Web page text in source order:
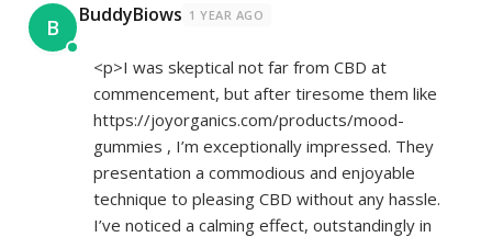
B BuddyBiows 1 YEAR AGO
<p>I was skeptical not far from CBD at
commencement, but after tiresome them like
https://joyorganics.com/products/mood-
gummies , I’m exceptionally impressed. They
presentation a commodious and enjoyable
technique to pleasing CBD without any hassle.
I’ve noticed a calming effect, outstandingly in